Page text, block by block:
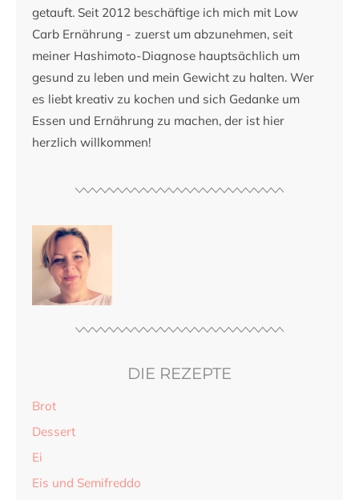
getauft. Seit 2012 beschäftige ich mich mit Low
Carb Ernährung - zuerst um abzunehmen, seit
meiner Hashimoto-Diagnose hauptsächlich um
gesund zu leben und mein Gewicht zu halten. Wer
es liebt kreativ zu kochen und sich Gedanke um
Essen und Ernährung zu machen, der ist hier
herzlich willkommen!
DIE REZEPTE
Brot
Dessert
Ei
Eis und Semifreddo